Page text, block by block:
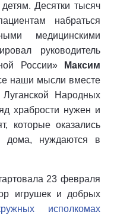
Десятки тысяч
набраться
медицинскими
руководитель
России»
Максим
наши мысли вместе
Народных
храбрости нужен и
которые оказались
дома, нуждаются в
23 февраля
игрушек и добрых
исполкомах